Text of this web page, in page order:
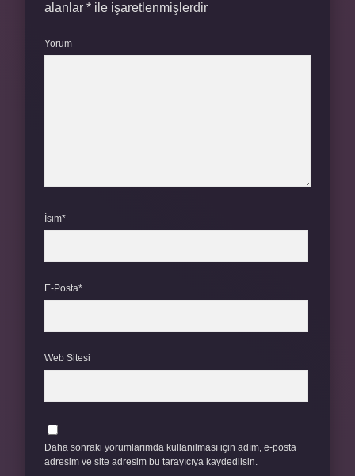
alanlar * ile işaretlenmişlerdir
Yorum
İsim*
E-Posta*
Web Sitesi
Daha sonraki yorumlarımda kullanılması için adım, e-posta
adresim ve site adresim bu tarayıcıya kaydedilsin.